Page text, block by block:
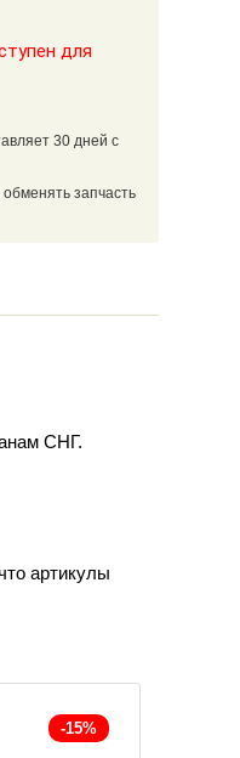
для
30 дней с
запчасть
СНГ.
артикулы
-15%